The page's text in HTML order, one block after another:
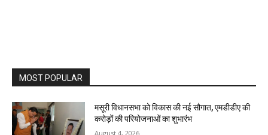
MOST POPULAR
मसूरी विधानसभा को विकास की नई सौगात, एमडीडीए की
करोड़ों की परियोजनाओं का शुभारंभ
August 4, 2026